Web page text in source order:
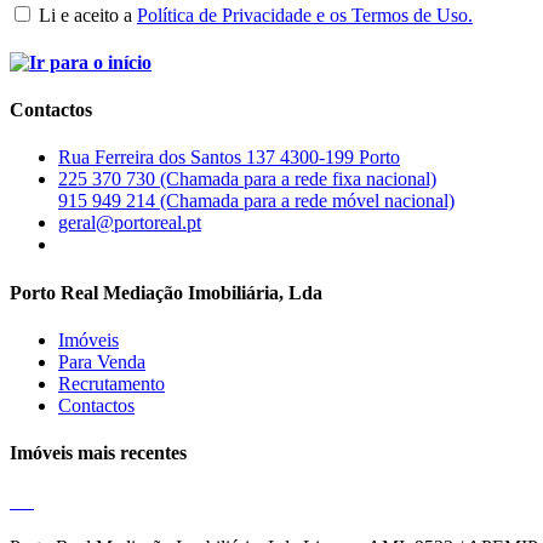
Li e aceito a Política de Privacidade e os Termos de Uso.
Contactos
Rua Ferreira dos Santos 137 4300-199 Porto
225 370 730 (Chamada para a rede fixa nacional)
915 949 214 (Chamada para a rede móvel nacional)
geral@portoreal.pt
Porto Real Mediação Imobiliária, Lda
Imóveis
Para Venda
Recrutamento
Contactos
Imóveis mais recentes